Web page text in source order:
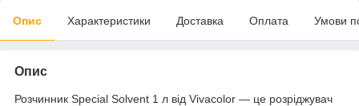
Опис Характеристики Доставка Оплата Умови
Опис
Розчинник Special Solvent 1 л від Vivacolor — це розріджувач